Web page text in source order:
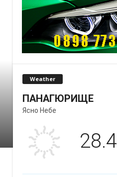
Weather
ПАНАГЮРИЩЕ
Ясно Небе
28.4